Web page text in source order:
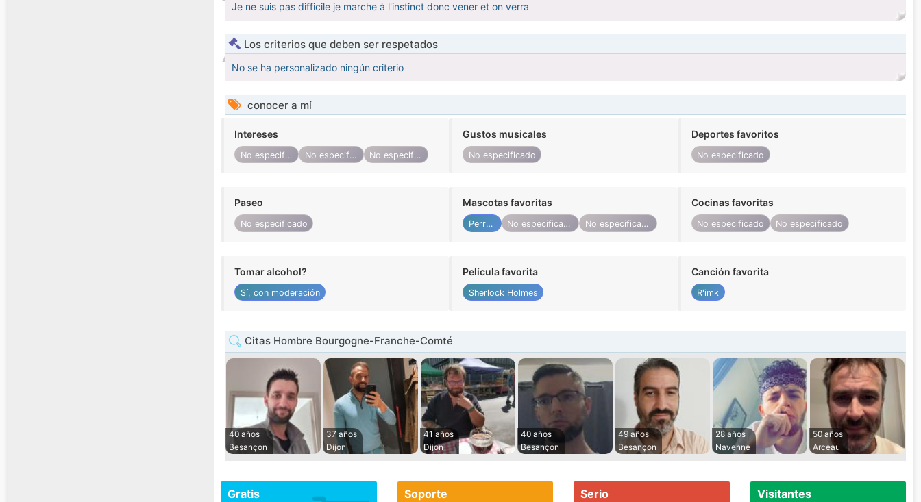
Je ne suis pas difficile je marche à l'instinct donc vener et on verra
Los criterios que deben ser respetados
No se ha personalizado ningún criterio
conocer a mí
Intereses
No especificado No especificado No especificado
Gustos musicales
No especificado
Deportes favoritos
No especificado
Paseo
No especificado
Mascotas favoritas
Perros No especificado No especificado
Cocinas favoritas
No especificado No especificado
Tomar alcohol?
Sí, con moderación
Película favorita
Sherlock Holmes
Canción favorita
R'imk
Citas Hombre Bourgogne-Franche-Comté
40 años
Besançon
37 años
Dijon
41 años
Dijon
40 años
Besançon
49 años
Besançon
28 años
Navenne
50 años
Arceau
Gratis Soporte Serio Visitantes